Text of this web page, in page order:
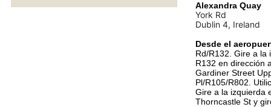
Alexandra Quay
York Rd
Dublin 4, Ireland
Desde el
Rd/R132. Gire a la
R132 en dirección
Gardiner Street
Pl/R105/R802.
Gire a la izquierda
Thorncastle St y